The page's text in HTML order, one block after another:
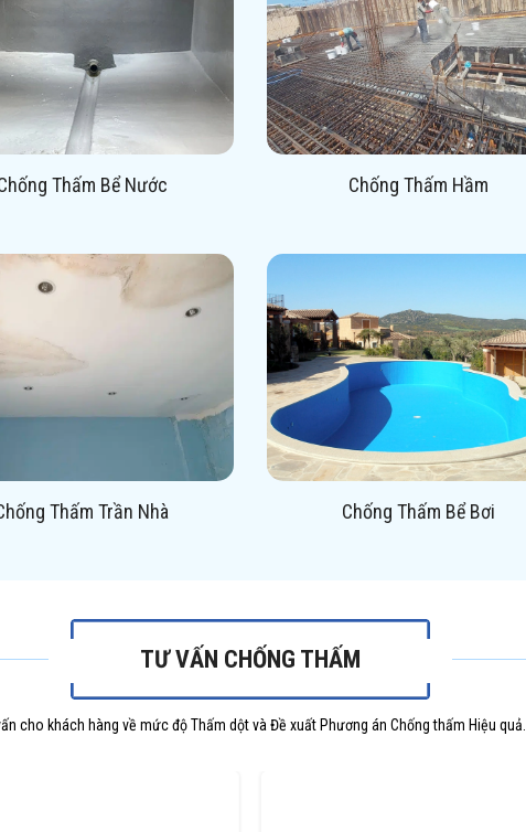
Thấm Bể Nước Chống Thấm Hầm
Thấm Trần Nhà Chống Thấm Bể Bơi
TƯ VẤN CHỐNG THẤM
cho khách hàng về mức độ Thấm dột và Đề xuất Phương án Chống thấm Hiệu quả.